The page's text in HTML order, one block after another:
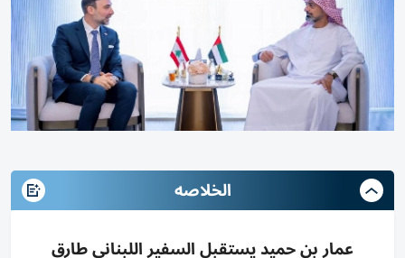
الخلاصه
عمار بن حميد يستقبل السفير اللبناني طارق